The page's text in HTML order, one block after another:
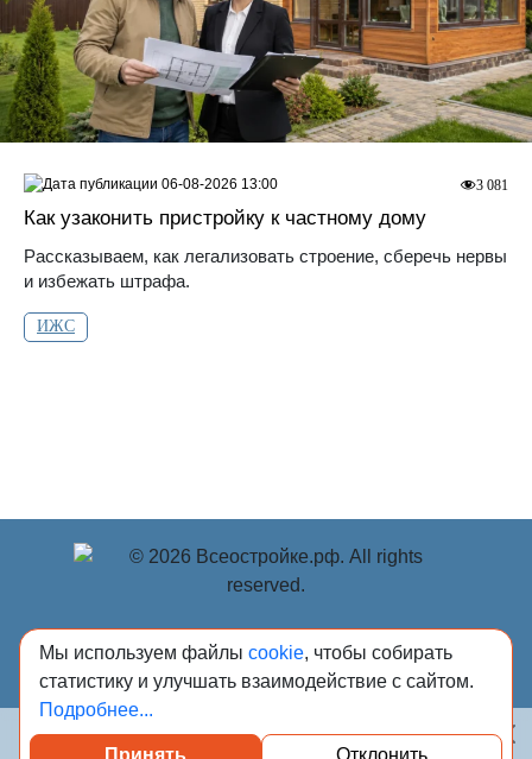
Как узаконить пристройку к частному дому
Рассказываем, как легализовать строение, сберечь нервы
и избежать штрафа.
ИЖС
3 081
06-08-2026 13:00
© Учредитель: Индивидуальный предприниматель
Опрышко Светлана Александровна, 2018-2026.
Сообщения и материалы сетевого издания «Всё о
стройке» (зарегистрировано Федеральной службой по
надзору в сфере связи, информационных технологий и
массовых коммуникаций (Роскомнадзор) 13.03.2023 за
Мы используем файлы cookie, чтобы собирать
статистику и улучшать взаимодействие с сайтом.
Подробнее...
Принять Отклонить